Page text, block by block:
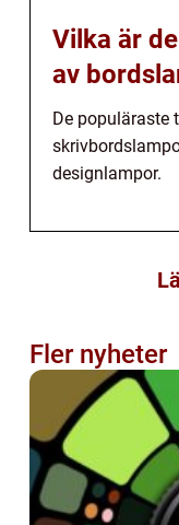
Vilka är
av
De populäraste
designlampor.
Fler nyheter